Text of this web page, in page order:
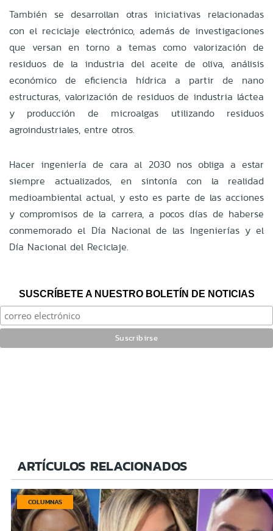
También se desarrollan otras iniciativas relacionadas
con el reciclaje electrónico, además de investigaciones
que versan en torno a temas como valorización de
residuos de la industria del aceite de oliva, análisis
económico de eficiencia hídrica a partir de nano
estructuras, valorización de residuos de industria láctea
y producción de microalgas utilizando residuos
agroindustriales, entre otros.
Hacer ingeniería de cara al 2030 nos obliga a estar
siempre actualizados, en sintonía con la realidad
medioambiental actual, y esto es parte de las acciones
y compromisos de la carrera, a pocos días de haberse
conmemorado el Día Nacional de las Ingenierías y el
Día Nacional del Reciclaje.
SUSCRÍBETE A NUESTRO BOLETÍN DE NOTICIAS
ARTÍCULOS RELACIONADOS
COLUMNAS